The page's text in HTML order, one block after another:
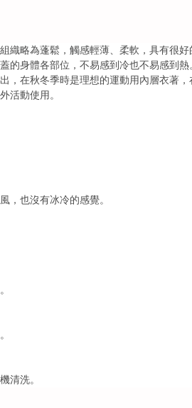
略為蓬鬆，觸感輕薄、柔軟，具有很好
的身體各部位，不易感到冷也不易感到熱
在秋冬季時是理想的運動用內層衣著
活動使用。
，也沒有冰冷的感覺。
清洗。